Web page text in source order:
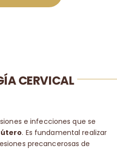
CERVICAL
e infecciones que se
útero. Es fundamental realizar
precancerosas de